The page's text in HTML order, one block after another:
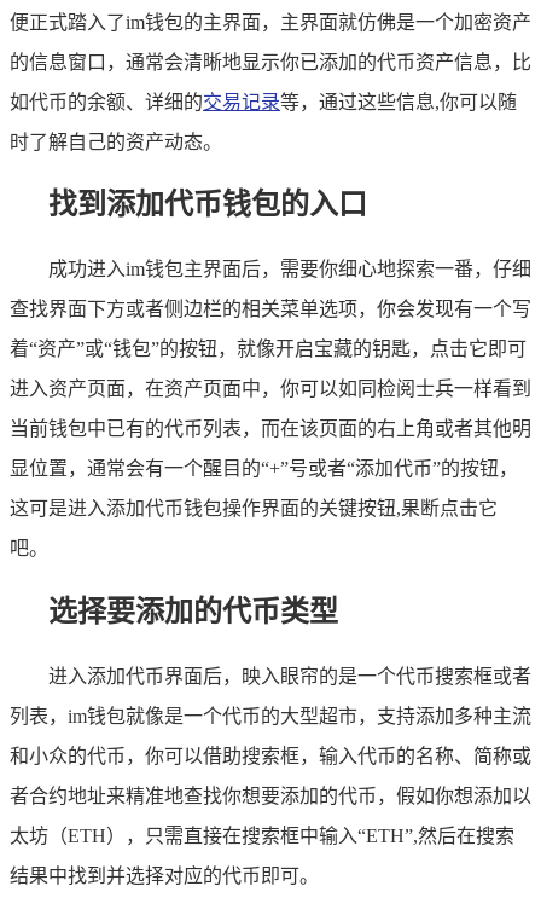
便正式踏入了im钱包的主界面，主界面就仿佛是一个加密资产
的信息窗口，通常会清晰地显示你已添加的代币资产信息，比
如代币的余额、详细的交易记录等，通过这些信息,你可以随
时了解自己的资产动态。
找到添加代币钱包的入口
成功进入im钱包主界面后，需要你细心地探索一番，仔细
查找界面下方或者侧边栏的相关菜单选项，你会发现有一个写
着“资产”或“钱包”的按钮，就像开启宝藏的钥匙，点击它即可
进入资产页面，在资产页面中，你可以如同检阅士兵一样看到
当前钱包中已有的代币列表，而在该页面的右上角或者其他明
显位置，通常会有一个醒目的“+”号或者“添加代币”的按钮，
这可是进入添加代币钱包操作界面的关键按钮,果断点击它
吧。
选择要添加的代币类型
进入添加代币界面后，映入眼帘的是一个代币搜索框或者
列表，im钱包就像是一个代币的大型超市，支持添加多种主流
和小众的代币，你可以借助搜索框，输入代币的名称、简称或
者合约地址来精准地查找你想要添加的代币，假如你想添加以
太坊（ETH），只需直接在搜索框中输入“ETH”,然后在搜索
结果中找到并选择对应的代币即可。